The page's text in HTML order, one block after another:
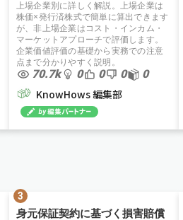
上場企業別に詳しく解説。上場企業は
株価×発行済株式で簡単に算出できます
が、非上場企業はコスト・インカム・
マーケットアプローチで評価します。
企業価値評価の基礎から実務での注意
点まで分かりやすく説明。
70.7k 0 0 0 0
KnowHows 編集部
身元保証契約に基づく損害賠償